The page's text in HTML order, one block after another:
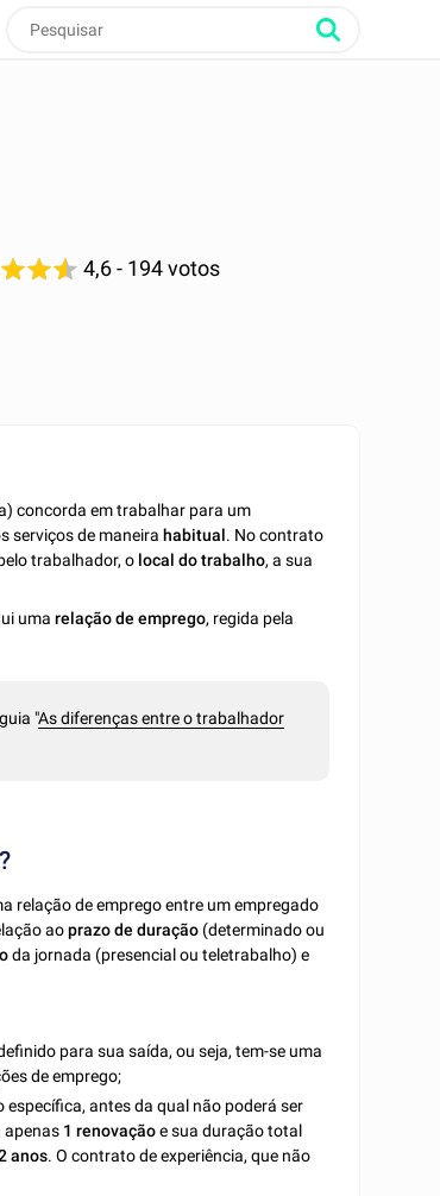
4,6- 194 votos
concorda em trabalhar para um
serviços de maneira habitual. No contrato
trabalhador, o local do trabalho, a sua
umarelação de emprego, regida pela
"As diferenças entre o trabalhador
relação de emprego entre um empregado
aoprazo de duração (determinado ou
da jornada (presencial ou teletrabalho) e
para sua saída, ou seja, tem-se uma
de emprego;
antes da qual não poderá ser
apenas 1 renovaçãoe sua duração total
anos. O contrato de experiência, que não